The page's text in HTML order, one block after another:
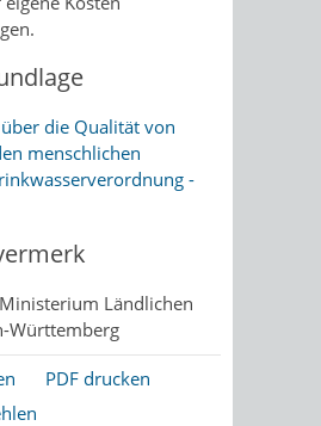
die Qualität von
menschlichen
-
Ländlichen
Württemberg
PDF drucken